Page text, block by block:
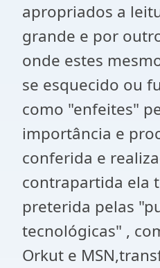
apropriados a
grande e por
onde estes
se esquecido ou
como "enfeites"
importância e
conferida e
contrapartida ela
preterida pelas
tecnológicas" ,
Orkut e